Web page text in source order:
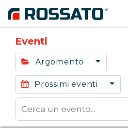
Eventi
Argomento
Prossimi eventi